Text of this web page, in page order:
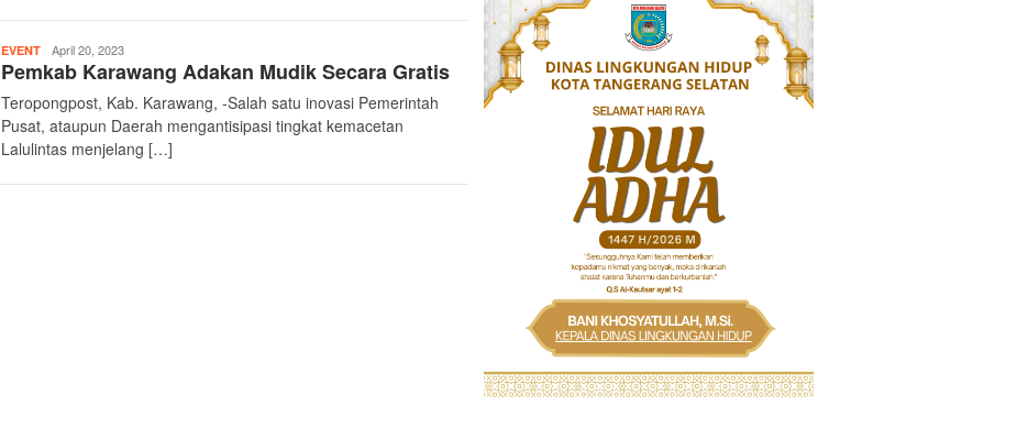
EVENT teropongpost
April 20, 2023
Pemkab Karawang Adakan Mudik Secara Gratis
Teropongpost, Kab. Karawang, -Salah satu inovasi Pemerintah
Pusat, ataupun Daerah mengantisipasi tingkat kemacetan
Lalulintas menjelang […]